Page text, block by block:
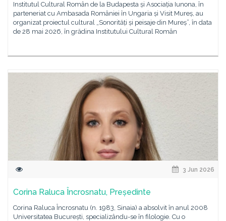
Institutul Cultural Român de la Budapesta și Asociația Iunona, în
parteneriat cu Ambasada României în Ungaria și Visit Mureș, au
organizat proiectul cultural „Sonorități și peisaje din Mureș”, în data
de 28 mai 2026, în grădina Institutului Cultural Român
3 Jun 2026
Corina Raluca Încrosnatu, Președinte
Corina Raluca Încrosnatu (n. 1983, Sinaia) a absolvit în anul 2008
Universitatea București, specializându-se în filologie. Cu o